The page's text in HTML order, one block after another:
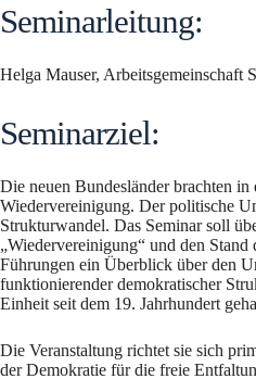
Seminarleitung:
Helga Mauser, Arbeitsgemeinschaft
Seminarziel:
Die neuen Bundesländer brachten
Wiedervereinigung. Der politische
Strukturwandel. Das Seminar soll
„Wiedervereinigung“ und den
Führungen ein Überblick über den
funktionierender demokratischer
Einheit seit dem 19. Jahrhundert
Die Veranstaltung richtet sie sich
der Demokratie für die freie